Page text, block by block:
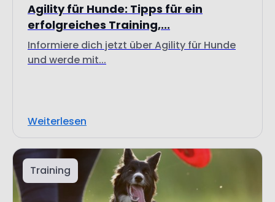
Informiere dich jetzt über Agility für Hunde
und werde mit...
Training